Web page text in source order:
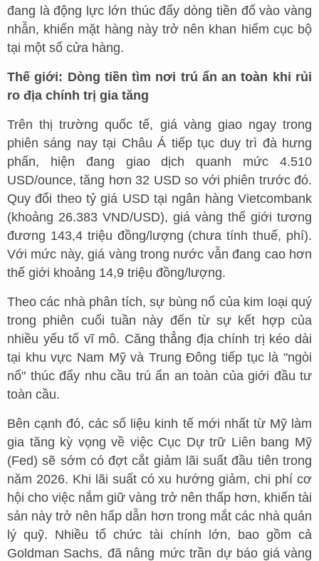
đang là động lực lớn thúc đẩy dòng tiền đổ vào vàng
nhẫn, khiến mặt hàng này trở nên khan hiếm cục bộ
tại một số cửa hàng.
Thế giới: Dòng tiền tìm nơi trú ẩn an toàn khi rủi
ro địa chính trị gia tăng
Trên thị trường quốc tế, giá vàng giao ngay trong
phiên sáng nay tại Châu Á tiếp tục duy trì đà hưng
phấn, hiện đang giao dịch quanh mức 4.510
USD/ounce, tăng hơn 32 USD so với phiên trước đó.
Quy đổi theo tỷ giá USD tại ngân hàng Vietcombank
(khoảng 26.383 VND/USD), giá vàng thế giới tương
đương 143,4 triệu đồng/lượng (chưa tính thuế, phí).
Với mức này, giá vàng trong nước vẫn đang cao hơn
thế giới khoảng 14,9 triệu đồng/lượng.
Theo các nhà phân tích, sự bùng nổ của kim loại quý
trong phiên cuối tuần này đến từ sự kết hợp của
nhiều yếu tố vĩ mô. Căng thẳng địa chính trị kéo dài
tại khu vực Nam Mỹ và Trung Đông tiếp tục là "ngòi
nổ" thúc đẩy nhu cầu trú ẩn an toàn của giới đầu tư
toàn cầu.
Bên cạnh đó, các số liệu kinh tế mới nhất từ Mỹ làm
gia tăng kỳ vọng về việc Cục Dự trữ Liên bang Mỹ
(Fed) sẽ sớm có đợt cắt giảm lãi suất đầu tiên trong
năm 2026. Khi lãi suất có xu hướng giảm, chi phí cơ
hội cho việc nắm giữ vàng trở nên thấp hơn, khiến tài
sản này trở nên hấp dẫn hơn trong mắt các nhà quản
lý quỹ. Nhiều tổ chức tài chính lớn, bao gồm cả
Goldman Sachs, đã nâng mức trần dự báo giá vàng